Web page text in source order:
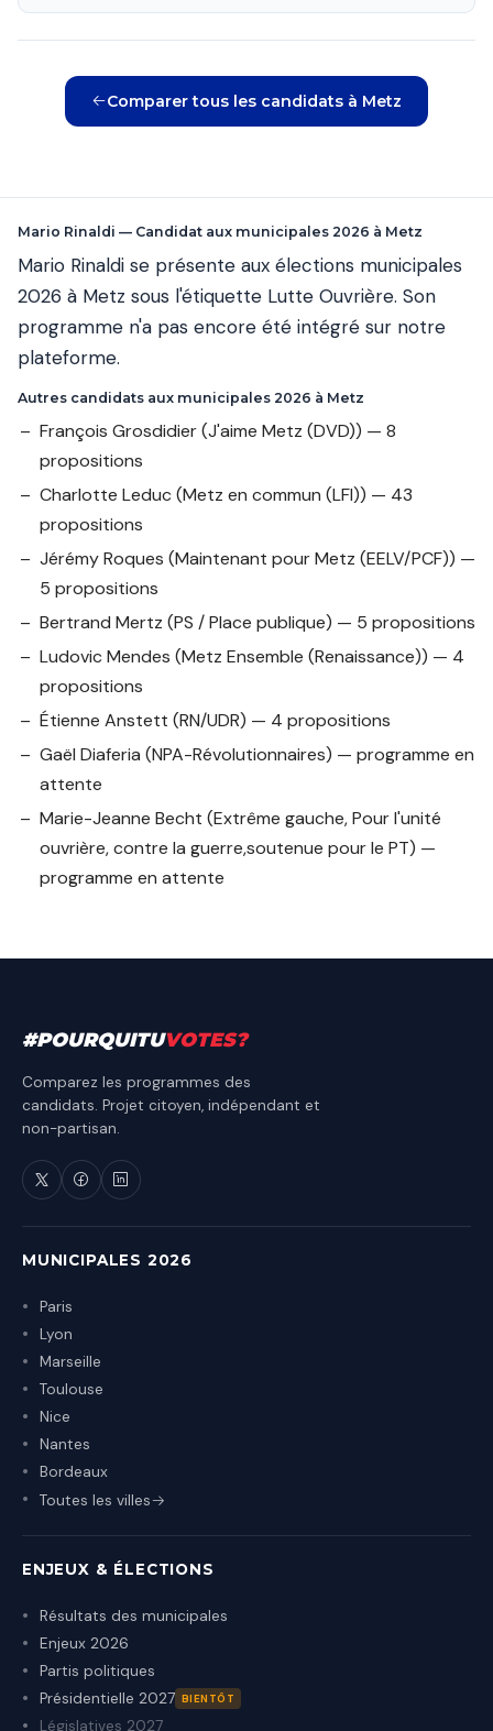
Comparer tous les candidats à Metz
Mario Rinaldi — Candidat aux municipales 2026 à Metz
Mario Rinaldi se présente aux élections municipales
2026 à Metz sous l'étiquette Lutte Ouvrière. Son
programme n'a pas encore été intégré sur notre
plateforme.
Autres candidats aux municipales 2026 à Metz
François Grosdidier(J'aime Metz (DVD)) — 8
propositions
Charlotte Leduc(Metz en commun (LFI)) — 43
propositions
Jérémy Roques (Maintenant pour Metz (EELV/PCF)) —
5 propositions
Bertrand Mertz (PS / Place publique) — 5 propositions
Ludovic Mendes (Metz Ensemble (Renaissance)) — 4
propositions
Étienne Anstett (RN/UDR) — 4 propositions
Gaël Diaferia (NPA-Révolutionnaires) — programme en
attente
Marie-Jeanne Becht (Extrême gauche, Pour l'unité
ouvrière, contre la guerre,soutenue pour le PT) —
programme en attente
#POURQUITUVOTES?
Comparez les programmes des
candidats. Projet citoyen, indépendant et
non-partisan.
MUNICIPALES 2026
Paris
Lyon
Marseille
Toulouse
Nice
Nantes
Bordeaux
Toutes les villes
ENJEUX & ÉLECTIONS
Résultats des municipales
Enjeux 2026
Partis politiques
Présidentielle 2027 BIENTÔT
Législatives 2027